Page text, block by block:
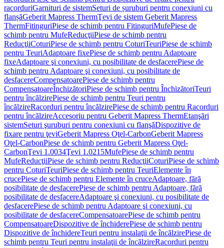
racorduriGarnituri de sistemSeturi de șuruburi pentru conexiuni cu
flanșăGeberit Mapress ThermŢevi de sistem Geberit Mapress
ThermFitinguriPiese de schimb pentru FitinguriMufePiese de
schimb pentru MufeReducţiiPiese de schimb pentru
ReducţiiCoturiPiese de schimb pentru CoturiTeuriPiese de schimb
pentru TeuriAdaptoare fixePiese de schimb pentru Adaptoare
fixeAdaptoare şi conexiuni, cu posibilitate de desfacerePiese de
schimb pentru Adaptoare şi conexiuni, cu posibilitate de
desfacereCompensatoarePiese de schimb pentru
CompensatoareÎnchizătoriPiese de schimb pentru ÎnchizătoriTeuri
pentru încălzirePiese de schimb pentru Teuri pentru
încălzireRacorduri pentru încălzirePiese de schimb pentru Racorduri
pentru încălzireAccesoriu pentru Geberit Mapress ThermEtanşări
sistemSeturi şuruburi pentru conexiuni cu flanşăDispozitive de
fixare pentru ţeviGeberit Mapress Oţel-CarbonGeberit Mapress
Oţel-CarbonPiese de schimb pentru Geberit Mapress Oţel-
CarbonŢevi 1.0034Ţevi 1.0215MufePiese de schimb pentru
MufeReducţiiPiese de schimb pentru ReducţiiCoturiPiese de schimb
pentru CoturiTeuriPiese de schimb pentru TeuriElemente în
crucePiese de schimb pentru Elemente în cruceAdaptoare, fără
posibilitate de desfacerePiese de schimb pentru Adaptoare, fără
posibilitate de desfacereAdaptoare şi conexiuni, cu posibilitate de
desfacerePiese de schimb pentru Adaptoare şi conexiuni, cu
posibilitate de desfacereCompensatoarePiese de schimb pentru
CompensatoareDispozitive de închiderePiese de schimb pentru
Dispozitive de închidereTeuri pentru instalaţii de încălzirePiese de
schimb pentru Teuri pentru instalaţii de încălzireRacorduri pentru